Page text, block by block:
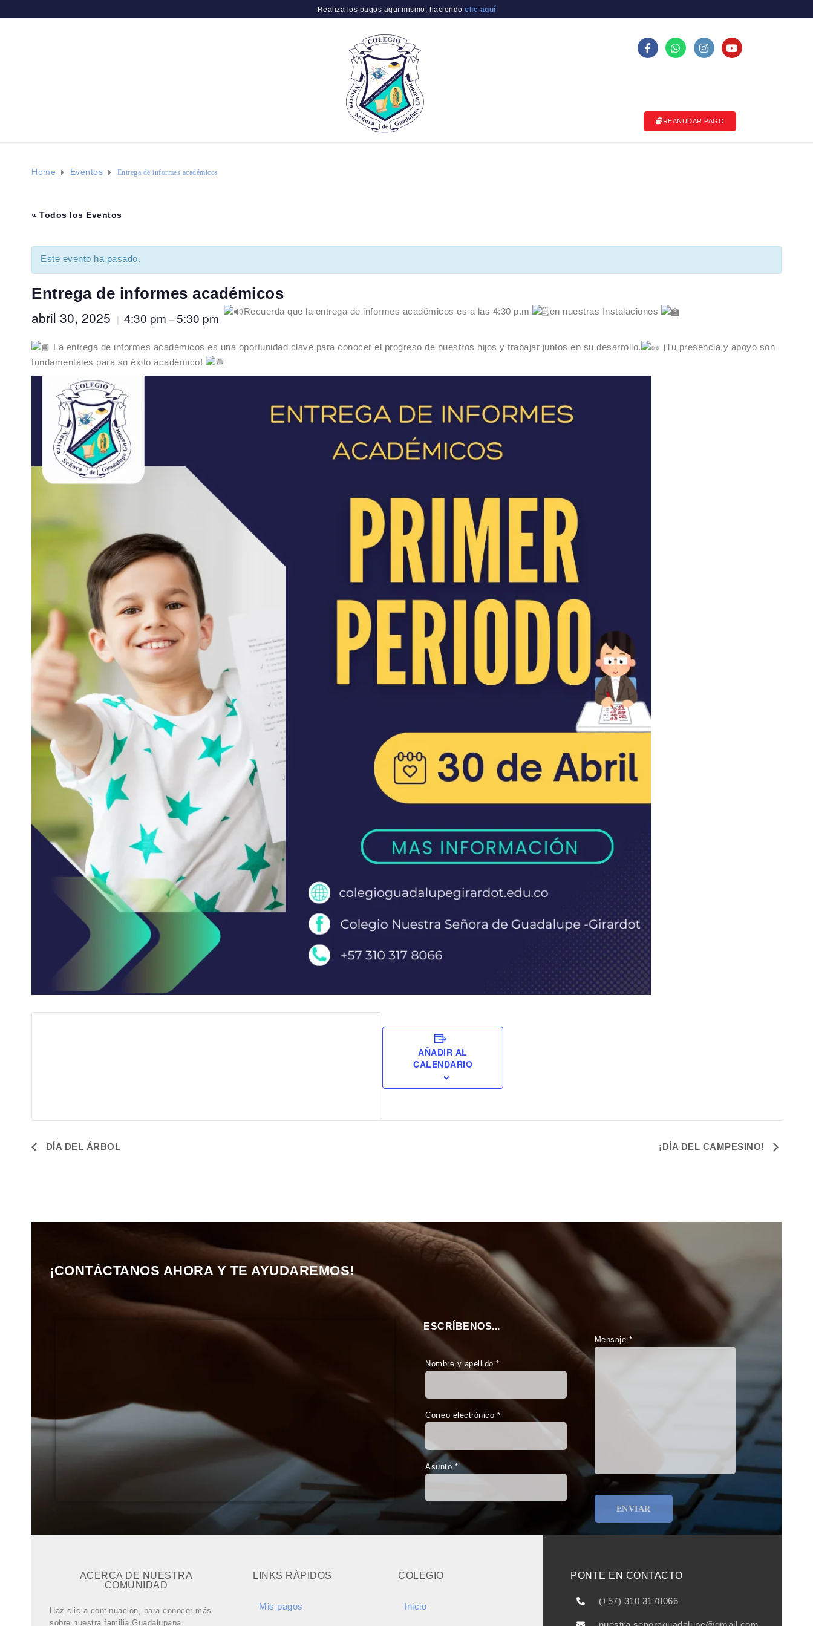
Realiza los pagos aquí mismo, haciendo clic aquí
REANUDAR PAGO
Home Eventos Entrega de informes académicos
« Todos los Eventos
Este evento ha pasado.
Entrega de informes académicos
abril 30, 2025 | 4:30 pm –5:30 pm Recuerda que la entrega de informes académicos es a las 4:30 p.m en nuestras Instalaciones
La entrega de informes académicos es una oportunidad clave para conocer el progreso de nuestros hijos y trabajar juntos en su desarrollo.
¡Tu presencia y apoyo son
fundamentales para su éxito académico!
AÑADIR AL
CALENDARIO
DÍA DEL ÁRBOL ¡DÍA DEL CAMPESINO!
¡CONTÁCTANOS AHORA Y TE AYUDAREMOS!
ESCRÍBENOS...
Nombre y apellido *
Correo electrónico *
Asunto *
Mensaje *
ACERCA DE NUESTRA
COMUNIDAD
Haz clic a continuación, para conocer más
sobre nuestra familia Guadalupana
LINKS RÁPIDOS
Mis pagos
COLEGIO
Inicio
PONTE EN CONTACTO
(+57) 310 3178066